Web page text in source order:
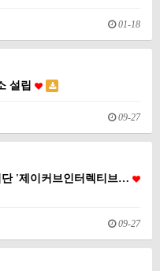
01-18
설립
09-27
단 '제이커브인터렉티브…
09-27